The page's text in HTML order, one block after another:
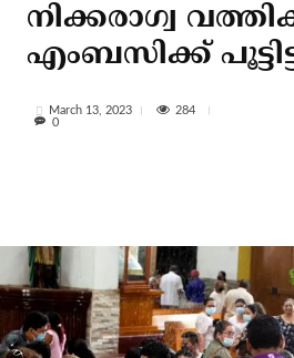
നിക്കരാഗ്വ
എംബസിക്ക്
March 13, 2023
284
0